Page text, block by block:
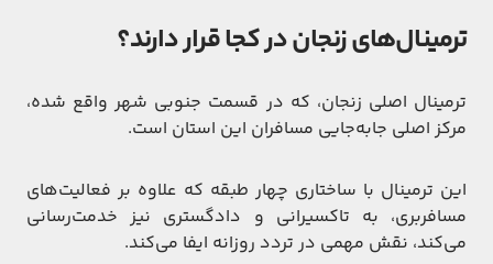
ترمینال‌های زنجان در کجا قرار دارند؟
ترمینال اصلی زنجان، که در قسمت جنوبی شهر واقع شده،
مرکز اصلی جابه‌جایی مسافران این استان است.
این ترمینال با ساختاری چهار طبقه که علاوه بر فعالیت‌های
مسافربری، به تاکسیرانی و دادگستری نیز خدمت‌رسانی
می‌کند، نقش مهمی در تردد روزانه ایفا می‌کند.